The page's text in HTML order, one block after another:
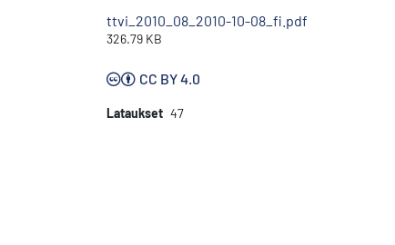
ttvi_2010_08_2010-10-08_fi.pdf
326.79 KB
CC BY 4.0
Lataukset 47